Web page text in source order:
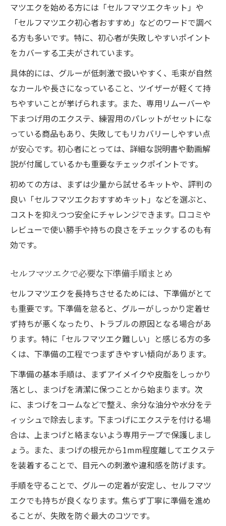
マツエクを始める方には「セルフマツエクキット」や
「セルフマツエク初心者おすすめ」などのワードで調べ
る方も多いです。特に、初心者が失敗しやすいポイント
をカバーする工夫がされています。
具体的には、グルーが低刺激で扱いやすく、毛束が自然
なカールや長さになっていること、ツイザーが軽くて持
ちやすいことが挙げられます。また、専用リムーバーや
下まつげ用のエクステ、練習用のパレットがセットにな
っている商品もあり、失敗してもリカバリーしやすい点
が安心です。初心者にとっては、詳細な説明書や動画解
説が付属しているかも重要なチェックポイントです。
初めての方は、まずは少量から試せるキットや、評判の
良い「セルフマツエクおすすめキット」などを選ぶと、
コストを抑えつつ安全にチャレンジできます。口コミや
レビューで使い勝手や持ちの良さをチェックするのも有
効です。
セルフマツエクで必要な下準備手順まとめ
セルフマツエクを長持ちさせるためには、下準備がとて
も重要です。下準備を怠ると、グルーがしっかり定着せ
ず持ちが悪くなったり、トラブルの原因となる場合があ
ります。特に「セルフマツエク難しい」と感じる方の多
くは、下準備の工程でつまずきやすい傾向があります。
下準備の基本手順は、まずアイメイクや皮脂をしっかり
落とし、まつげを清潔に保つことから始まります。次
に、まつげをコームなどで整え、余分な油分や水分をテ
ィッシュで除去します。下まつげにエクステを付ける場
合は、上まつげと絡まないよう専用テープで保護しまし
ょう。また、まつげの根元から1mm程度離してエクステ
を装着することで、目元への刺激や違和感を防げます。
手順を守ることで、グルーの定着が安定し、セルフマツ
エクでも持ちが良くなります。焦らず丁寧に準備を進め
ることが、失敗を防ぐ最大のコツです。